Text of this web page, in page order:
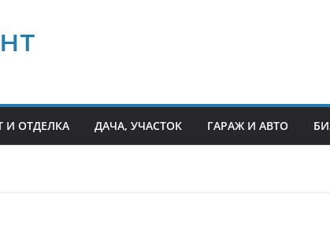
И ОТДЕЛКА ДАЧА, УЧАСТОК ГАРАЖ И АВТО